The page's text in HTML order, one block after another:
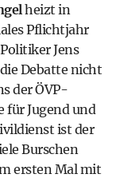
heizt in
Pflichtjahr
Jens
Debatte nicht
der ÖVP-
für Jugend und
ist der
Burschen
ersten Mal mit